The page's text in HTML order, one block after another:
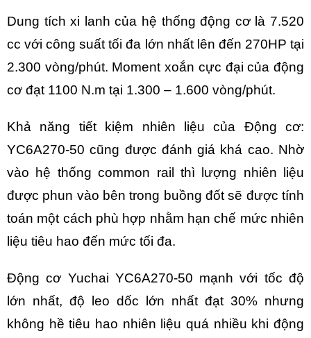
Dung tích xi lanh của hệ thống động cơ là 7.520
cc với công suất tối đa lớn nhất lên đến 270HP tại
2.300 vòng/phút. Moment xoắn cực đại của động
cơ đạt 1100 N.m tại 1.300 – 1.600 vòng/phút.
Khả năng tiết kiệm nhiên liệu của Động cơ:
YC6A270-50 cũng được đánh giá khá cao. Nhờ
vào hệ thống common rail thì lượng nhiên liệu
được phun vào bên trong buồng đốt sẽ được tính
toán một cách phù hợp nhằm hạn chế mức nhiên
liệu tiêu hao đến mức tối đa.
Động cơ Yuchai YC6A270-50 mạnh với tốc độ
lớn nhất, độ leo dốc lớn nhất đạt 30% nhưng
không hề tiêu hao nhiên liệu quá nhiều khi động